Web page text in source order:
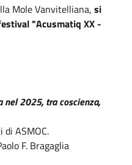
Mole Vanvitelliana, si
"Acusmatiq XX -
nel 2025, tra coscienza,
ASMOC.
F. Bragaglia